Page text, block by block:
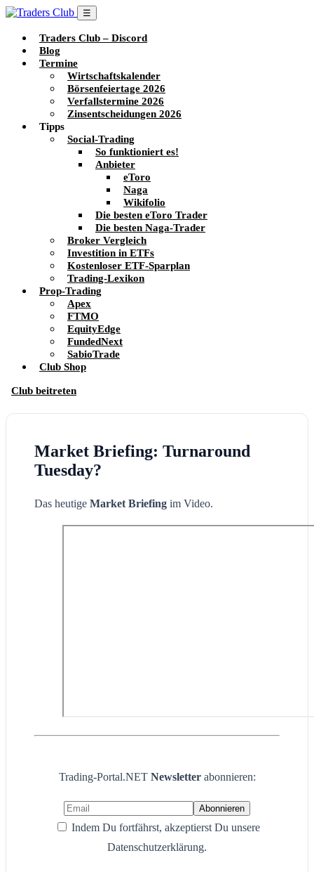
☰
Traders Club – Discord
Blog
Termine
Wirtschaftskalender
Börsenfeiertage 2026
Verfallstermine 2026
Zinsentscheidungen 2026
Tipps
Social-Trading
So funktioniert es!
Anbieter
eToro
Naga
Wikifolio
Die besten eToro Trader
Die besten Naga-Trader
Broker Vergleich
Investition in ETFs
Kostenloser ETF-Sparplan
Trading-Lexikon
Prop-Trading
Apex
FTMO
EquityEdge
FundedNext
SabioTrade
Club Shop
Club beitreten
Market Briefing: Turnaround
Tuesday?
Das heutige Market Briefing im Video.
Trading-Portal.NET Newsletter abonnieren:
Indem Du fortfährst, akzeptierst Du unsere
Datenschutzerklärung.